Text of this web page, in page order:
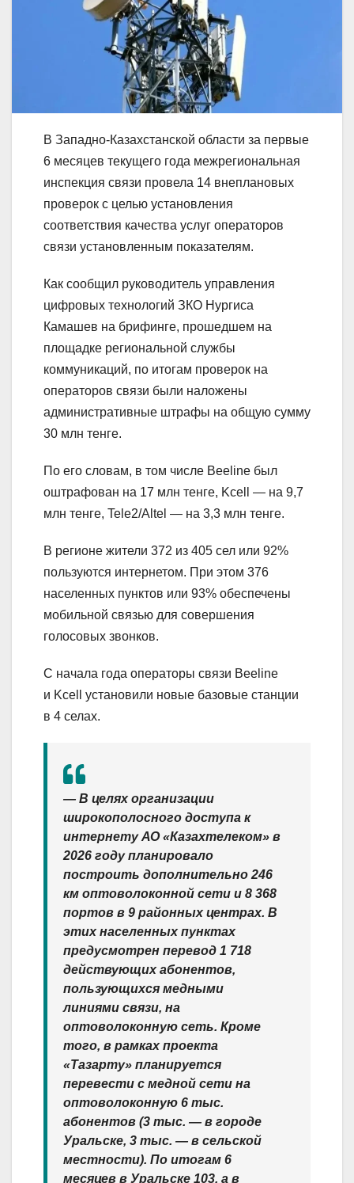
В Западно-Казахстанской области за первые
6 месяцев текущего года межрегиональная
инспекция связи провела 14 внеплановых
проверок с целью установления
соответствия качества услуг операторов
связи установленным показателям.
Как сообщил руководитель управления
цифровых технологий ЗКО Нургиса
Камашев на брифинге, прошедшем на
площадке региональной службы
коммуникаций, по итогам проверок на
операторов связи были наложены
административные штрафы на общую сумму
30 млн тенге.
По его словам, в том числе Beeline был
оштрафован на 17 млн тенге, Kcell — на 9,7
млн тенге, Tele2/Altel — на 3,3 млн тенге.
В регионе жители 372 из 405 сел или 92%
пользуются интернетом. При этом 376
населенных пунктов или 93% обеспечены
мобильной связью для совершения
голосовых звонков.
С начала года операторы связи Beeline
и Kcell установили новые базовые станции
в 4 селах.
— В целях организации
широкополосного доступа к
интернету АО «Казахтелеком» в
2026 году планировало
построить дополнительно 246
км оптоволоконной сети и 8 368
портов в 9 районных центрах. В
этих населенных пунктах
предусмотрен перевод 1 718
действующих абонентов,
пользующихся медными
линиями связи, на
оптоволоконную сеть. Кроме
того, в рамках проекта
«Тазарту» планируется
перевести с медной сети на
оптоволоконную 6 тыс.
абонентов (3 тыс. — в городе
Уральске, 3 тыс. — в сельской
местности). По итогам 6
месяцев в Уральске 103, а в